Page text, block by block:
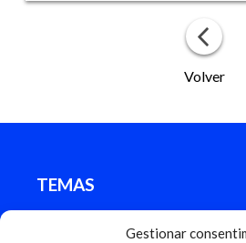
Gestionar
Volver
TEMAS